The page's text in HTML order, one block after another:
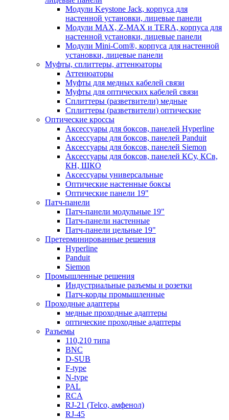
Модули Keystone Jack, корпуса для
настенной установки, лицевые панели
Модули MAX, Z-MAX и TERA, корпуса для
настенной установки, лицевые панели
Модули Mini-Com®, корпуса для настенной
установки, лицевые панели
Муфты, сплиттеры, аттенюаторы
Аттенюаторы
Муфты для медных кабелей связи
Муфты для оптических кабелей связи
Сплиттеры (разветвители) медные
Сплиттеры (разветвители) оптические
Оптические кроссы
Аксессуары для боксов, панелей Hyperline
Аксессуары для боксов, панелей Panduit
Аксессуары для боксов, панелей Siemon
Аксессуары для боксов, панелей КСу, КСв,
КН, ШКО
Аксессуары универсальные
Оптические настенные боксы
Оптические панели 19"
Патч-панели
Патч-панели модульные 19"
Патч-панели настенные
Патч-панели цельные 19"
Претерминированные решения
Hyperline
Panduit
Siemon
Промышленные решения
Индустриальные разъемы и розетки
Патч-корды промышленные
Проходные адаптеры
медные проходные адаптеры
оптические проходные адаптеры
Разъемы
110,210 типа
BNC
D-SUB
F-type
N-type
PAL
RCA
RJ-21 (Telco, амфенол)
RJ-45